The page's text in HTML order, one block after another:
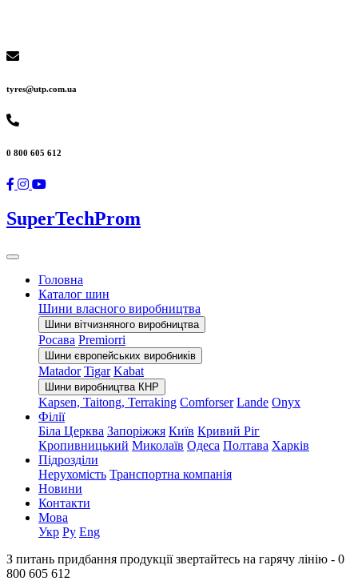
tyres@utp.com.ua
0 800 605 612
SuperTechProm
Головна
Каталог шин
Шини власного виробництва
Шини вітчизняного виробництва
Росава Premiorri
Шини європейських виробників
Matador Tigar Kabat
Шини виробництва КНР
Kapsen, Taitong, Terraking Comforser Lande Onyx
Філії
Біла Церква Запоріжжя Київ Кривий Ріг
Кропивницький Миколаїв Одеса Полтава Харків
Підрозділи
Нерухомість Транспортна компанія
Новини
Контакти
Мова
Укр Ру Eng
З питань придбання продукції звертайтесь на гарячу лінію - 0
800 605 612